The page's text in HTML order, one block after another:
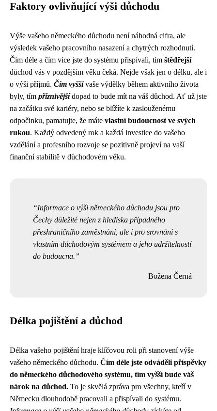
Faktory ovlivňující výši důchodu
Výše vašeho německého důchodu není náhodná cifra, ale
výsledek vašeho pracovního nasazení a chytrých rozhodnutí.
Čím déle a čím více jste do systému přispívali, tím štědřejší
důchod vás v pozdějším věku čeká. Nejde však jen o délku, ale i
o výši příjmů. Čím vyššívaše výdělky během aktivního života
byly, tím příznivějšídopad to bude mít na váš důchod. Ať už jste
na začátku své kariéry, nebo se blížíte k zaslouženému
odpočinku, pamatujte, že máte vlastní budoucnost ve svých
rukou. Každý odvedený rok a každá investice do vašeho
vzdělání a profesního rozvoje se pozitivně projeví na vaší
finanční stabilitě v důchodovém věku.
Informace o výši německého důchodu jsou pro
Čechy důležité nejen z hlediska případného
přeshraničního zaměstnání, ale i pro srovnání s
vlastním důchodovým systémem a jeho udržitelností
do budoucna.
Božena Černá
Délka pojištění a důchod
Délka vašeho pojištění hraje klíčovou roli při stanovení výše
vašeho německého důchodu. Čím déle jste odváděli příspěvky
do německého důchodového systému, tím vyšší bude váš
nárok na důchod. To je skvělá zpráva pro všechny, kteří v
Německu dlouhodobě pracovali a přispívali do systému.